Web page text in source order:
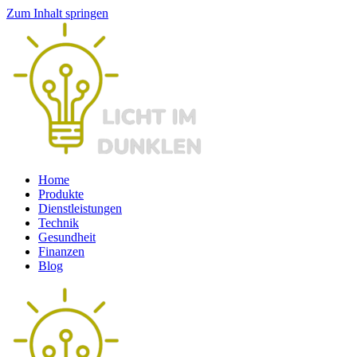
Zum Inhalt springen
Home
Produkte
Dienstleistungen
Technik
Gesundheit
Finanzen
Blog